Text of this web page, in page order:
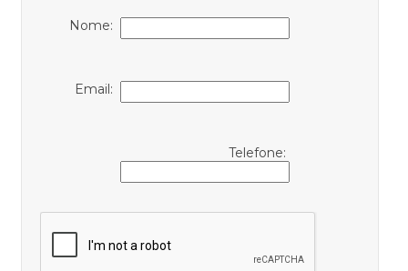
Nome:
Email:
Telefone: